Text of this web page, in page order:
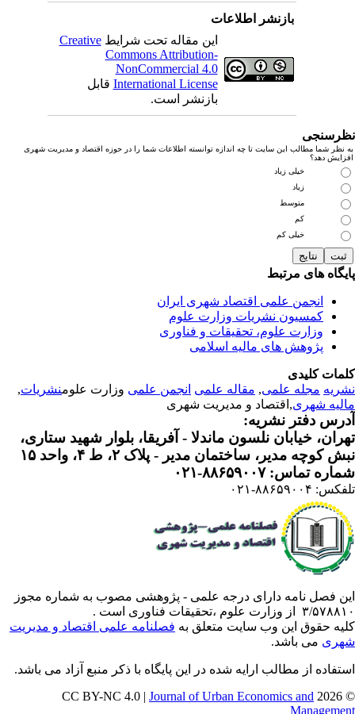
بازنشر اطلاعات
این مقاله تحت شرایطCreative
Commons Attribution-
NonCommercial 4.0
International Licenseقابل
بازنشر است.
نظر شما مطالب این سایت تا چه اندازه توانسته اطلاعات شما را در حوزه اقتصاد و مدیریت شهری
دهد؟
خیلی زیاد
زیاد
متوسط
خیلی کم
های مرتبط
انجمن علمی اقتصاد شهری ایران
کمسیون نشریات وزارت علوم
وزارت علوم، تحقیقات و فناوری
پژوهش های مالیه اسلامی
کلیدی
مجله علمی, مقاله علمی انجمن علمیوزارت علومنشریات,
شهری ,اقتصاد و مدیریت شهری
دفتر نشریه:
خیابان نلسون ماندلا - آفریقا، بلوار شهید ستاری،
کوچه مدیر، ساختمان مدیر - پلاک ۲، ط ۴، واحد ۱۵
تماس: ۸۸۶۵۹۰۰۷-۰۲۱
۸۸۶۵۹۰۰۴-۰۲۱
فصل نامه دارای درجه علمی - پژوهشی مصوب به شماره مجوز
وزارت علوم ،تحقیقات فناوری است .
حقوق این وب سایت متعلق بهفصلنامه علمی اقتصاد و مدیریت
می باشد.
از مطالب ارایه شده در این پایگاه با ذکر منبع آزاد می باشد.
©
Journal of Urban Economics and